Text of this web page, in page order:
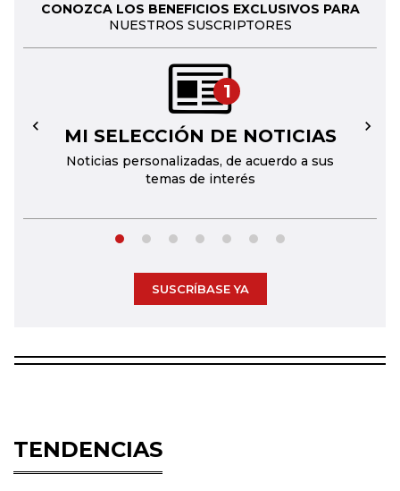
CONOZCA LOS BENEFICIOS EXCLUSIVOS PARA
NUESTROS SUSCRIPTORES
1
MI SELECCIÓN DE NOTICIAS
Noticias personalizadas, de acuerdo a sus
temas de interés
← →
SUSCRÍBASE YA
TENDENCIAS